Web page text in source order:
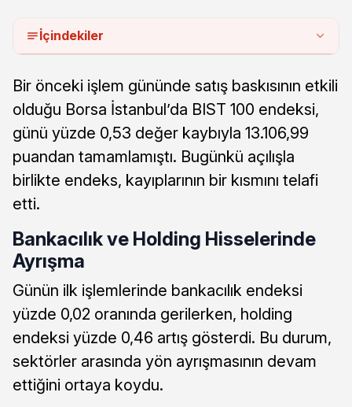
İçindekiler
Bir önceki işlem gününde satış baskısının etkili
olduğu Borsa İstanbul’da BIST 100 endeksi,
günü yüzde 0,53 değer kaybıyla 13.106,99
puandan tamamlamıştı. Bugünkü açılışla
birlikte endeks, kayıplarının bir kısmını telafi
etti.
Bankacılık ve Holding Hisselerinde
Ayrışma
Günün ilk işlemlerinde bankacılık endeksi
yüzde 0,02 oranında gerilerken, holding
endeksi yüzde 0,46 artış gösterdi. Bu durum,
sektörler arasında yön ayrışmasının devam
ettiğini ortaya koydu.